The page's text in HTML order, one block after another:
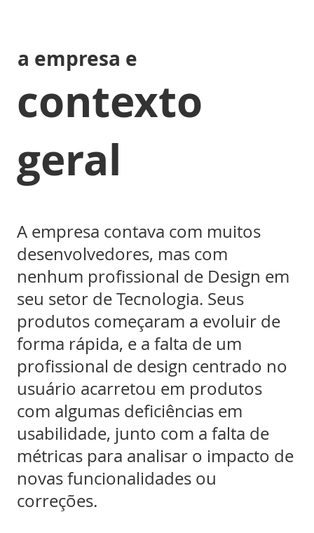
a empresa e
contexto
geral
A empresa contava com muitos
desenvolvedores, mas com
nenhum profissional de Design em
seu setor de Tecnologia. Seus
produtos começaram a evoluir de
forma rápida, e a falta de um
profissional de design centrado no
usuário acarretou em produtos
com algumas deficiências em
usabilidade, junto com a falta de
métricas para analisar o impacto de
novas funcionalidades ou
correções.